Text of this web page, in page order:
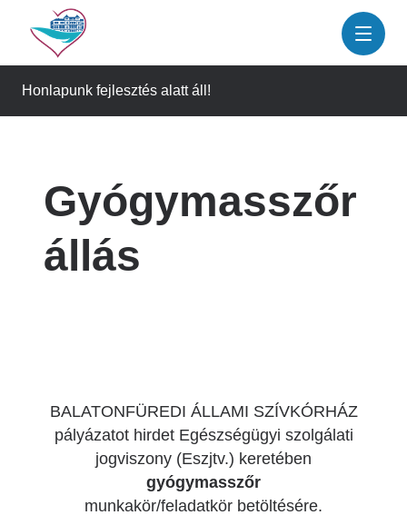
tartalomra
Honlapunk fejlesztés alatt áll!
Gyógymasszőr
állás
BALATONFÜREDI ÁLLAMI SZÍVKÓRHÁZ
pályázatot hirdet Egészségügyi szolgálati
jogviszony (Eszjtv.) keretében
gyógymasszőr
munkakör/feladatkör betöltésére.